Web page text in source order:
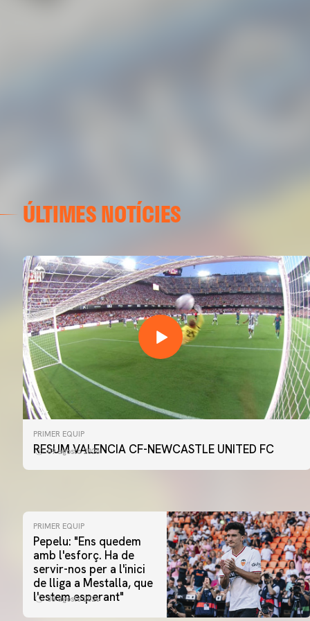
ÚLTIMES NOTÍCIES
PRIMER EQUIP
RESUM VALENCIA CF-NEWCASTLE UNITED FC
09 agosto 2026
PRIMER EQUIP
Pepelu: "Ens quedem
amb l'esforç. Ha de
servir-nos per a l'inici
de lliga a Mestalla, que
l'estem esperant"
08 agosto 2026